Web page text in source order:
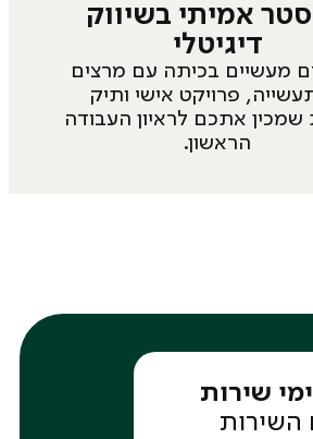
אמיתי בשיווק
דיגיטלי
מעשיים בכיתה עם מרצים
פרויקט אישי ותיק
שמכין אתכם לראיון העבודה
הראשון.
שירות
השירות